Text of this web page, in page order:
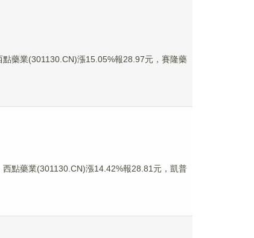
藥業(301130.CN)漲15.05%報28.97元，賽隆藥
點藥業(301130.CN)漲14.42%報28.81元，凱普